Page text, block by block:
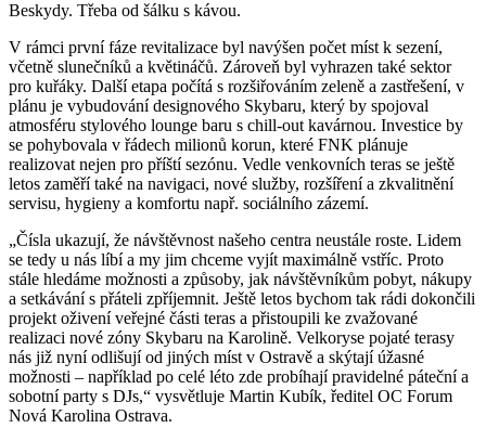
Beskydy. Třeba od šálku s kávou.
V rámci první fáze revitalizace byl navýšen počet míst k sezení,
včetně slunečníků a květináčů. Zároveň byl vyhrazen také sektor
pro kuřáky. Další etapa počítá s rozšiřováním zeleně a zastřešení, v
plánu je vybudování designového Skybaru, který by spojoval
atmosféru stylového lounge baru s chill-out kavárnou. Investice by
se pohybovala v řádech milionů korun, které FNK plánuje
realizovat nejen pro příští sezónu. Vedle venkovních teras se ještě
letos zaměří také na navigaci, nové služby, rozšíření a zkvalitnění
servisu, hygieny a komfortu např. sociálního zázemí.
„Čísla ukazují, že návštěvnost našeho centra neustále roste. Lidem
se tedy u nás líbí a my jim chceme vyjít maximálně vstříc. Proto
stále hledáme možnosti a způsoby, jak návštěvníkům pobyt, nákupy
a setkávání s přáteli zpříjemnit. Ještě letos bychom tak rádi dokončili
projekt oživení veřejné části teras a přistoupili ke zvažované
realizaci nové zóny Skybaru na Karolině. Velkoryse pojaté terasy
nás již nyní odlišují od jiných míst v Ostravě a skýtají úžasné
možnosti – například po celé léto zde probíhají pravidelné páteční a
sobotní party s DJs,“ vysvětluje Martin Kubík, ředitel OC Forum
Nová Karolina Ostrava.